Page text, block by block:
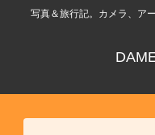
写真＆旅行記。カメラ、ア